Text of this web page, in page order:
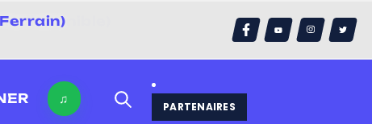
♫
PARTENAIRES